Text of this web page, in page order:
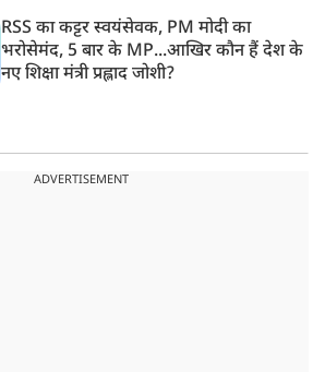
RSS का कट्टर स्वयंसेवक, PM मोदी का
भरोसेमंद, 5 बार के MP...आखिर कौन हैं देश के
नए शिक्षा मंत्री प्रह्लाद जोशी?
ADVERTISEMENT